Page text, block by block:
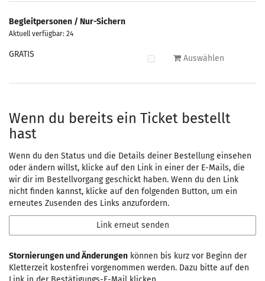
Begleitpersonen / Nur-Sichern
Aktuell verfügbar: 24
GRATIS Auswählen
Wenn du bereits ein Ticket bestellt
hast
Wenn du den Status und die Details deiner Bestellung einsehen
oder ändern willst, klicke auf den Link in einer der E-Mails, die
wir dir im Bestellvorgang geschickt haben. Wenn du den Link
nicht finden kannst, klicke auf den folgenden Button, um ein
erneutes Zusenden des Links anzufordern.
Link erneut senden
Stornierungen und Änderungen können bis kurz vor Beginn der
Kletterzeit kostenfrei vorgenommen werden. Dazu bitte auf den